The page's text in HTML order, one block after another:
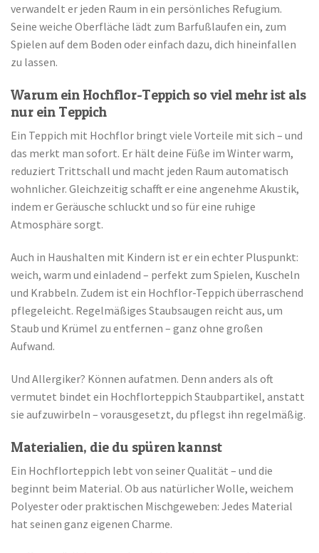
verwandelt er jeden Raum in ein persönliches Refugium.
Seine weiche Oberfläche lädt zum Barfußlaufen ein, zum
Spielen auf dem Boden oder einfach dazu, dich hineinfallen
zu lassen.
Warum ein Hochflor-Teppich so viel mehr ist als
nur ein Teppich
Ein Teppich mit Hochflor bringt viele Vorteile mit sich – und
das merkt man sofort. Er hält deine Füße im Winter warm,
reduziert Trittschall und macht jeden Raum automatisch
wohnlicher. Gleichzeitig schafft er eine angenehme Akustik,
indem er Geräusche schluckt und so für eine ruhige
Atmosphäre sorgt.
Auch in Haushalten mit Kindern ist er ein echter Pluspunkt:
weich, warm und einladend – perfekt zum Spielen, Kuscheln
und Krabbeln. Zudem ist ein Hochflor-Teppich überraschend
pflegeleicht. Regelmäßiges Staubsaugen reicht aus, um
Staub und Krümel zu entfernen – ganz ohne großen
Aufwand.
Und Allergiker? Können aufatmen. Denn anders als oft
vermutet bindet ein Hochflorteppich Staubpartikel, anstatt
sie aufzuwirbeln – vorausgesetzt, du pflegst ihn regelmäßig.
Materialien, die du spüren kannst
Ein Hochflorteppich lebt von seiner Qualität – und die
beginnt beim Material. Ob aus natürlicher Wolle, weichem
Polyester oder praktischen Mischgeweben: Jedes Material
hat seinen ganz eigenen Charme.